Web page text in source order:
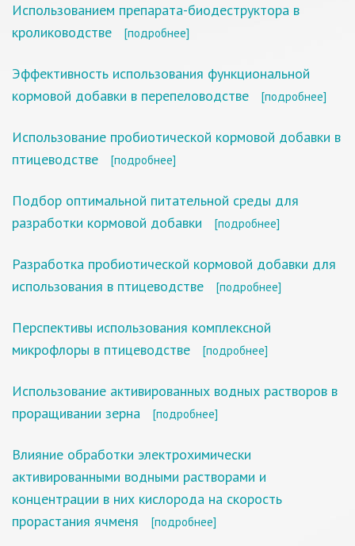
Использованием препарата-биодеструктора в
кролиководстве
[подробнее]
Эффективность использования функциональной
кормовой добавки в перепеловодстве
[подробнее]
Использование пробиотической кормовой добавки в
птицеводстве
[подробнее]
Подбор оптимальной питательной среды для
разработки кормовой добавки
[подробнее]
Разработка пробиотической кормовой добавки для
использования в птицеводстве
[подробнее]
Перспективы использования комплексной
микрофлоры в птицеводстве
[подробнее]
Использование активированных водных растворов в
проращивании зерна
[подробнее]
Влияние обработки электрохимически
активированными водными растворами и
концентрации в них кислорода на скорость
прорастания ячменя
[подробнее]